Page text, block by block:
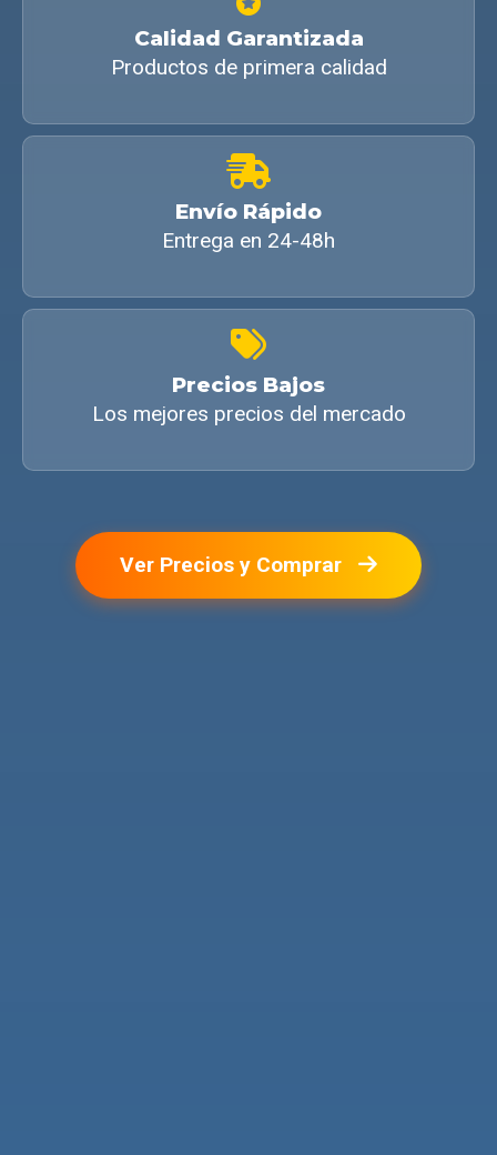
Calidad Garantizada
Productos de primera calidad
Envío Rápido
Entrega en 24-48h
Precios Bajos
Los mejores precios del mercado
Ver Precios y Comprar